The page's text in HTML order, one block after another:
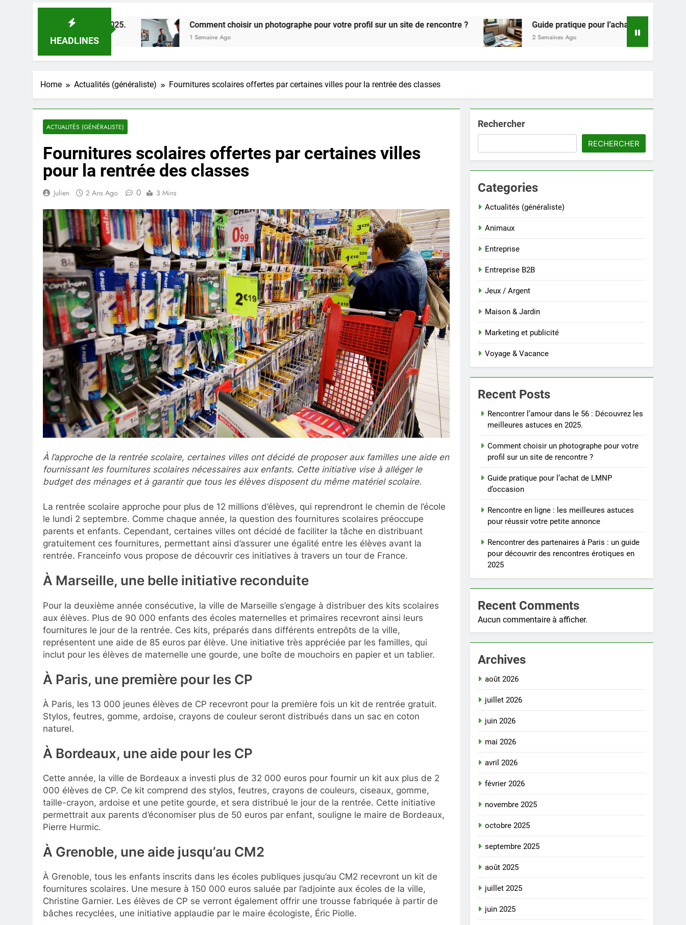
HEADLINES
Comment choisir un photographe pour votre profil sur un site de rencontre ?
1 Semaine Ago
Guide pratique pour l’achat de LMNP d’occasion
2 Semaines Ago
Home Actualités (généraliste) Fournitures scolaires offertes par certaines villes pour la rentrée des classes
ACTUALITÉS (GÉNÉRALISTE)
Fournitures scolaires offertes par certaines villes
pour la rentrée des classes
Julien 2 Ans Ago 0 3 Mins
À l’approche de la rentrée scolaire, certaines villes ont décidé de proposer aux familles une aide en
fournissant les fournitures scolaires nécessaires aux enfants. Cette initiative vise à alléger le
budget des ménages et à garantir que tous les élèves disposent du même matériel scolaire.
La rentrée scolaire approche pour plus de 12 millions d’élèves, qui reprendront le chemin de l’école
le lundi 2 septembre. Comme chaque année, la question des fournitures scolaires préoccupe
parents et enfants. Cependant, certaines villes ont décidé de faciliter la tâche en distribuant
gratuitement ces fournitures, permettant ainsi d’assurer une égalité entre les élèves avant la
rentrée. Franceinfo vous propose de découvrir ces initiatives à travers un tour de France.
À Marseille, une belle initiative reconduite
Pour la deuxième année consécutive, la ville de Marseille s’engage à distribuer des kits scolaires
aux élèves. Plus de 90 000 enfants des écoles maternelles et primaires recevront ainsi leurs
fournitures le jour de la rentrée. Ces kits, préparés dans différents entrepôts de la ville,
représentent une aide de 85 euros par élève. Une initiative très appréciée par les familles, qui
inclut pour les élèves de maternelle une gourde, une boîte de mouchoirs en papier et un tablier.
À Paris, une première pour les CP
À Paris, les 13 000 jeunes élèves de CP recevront pour la première fois un kit de rentrée gratuit.
Stylos, feutres, gomme, ardoise, crayons de couleur seront distribués dans un sac en coton
naturel.
À Bordeaux, une aide pour les CP
Cette année, la ville de Bordeaux a investi plus de 32 000 euros pour fournir un kit aux plus de 2
000 élèves de CP. Ce kit comprend des stylos, feutres, crayons de couleurs, ciseaux, gomme,
taille-crayon, ardoise et une petite gourde, et sera distribué le jour de la rentrée. Cette initiative
permettrait aux parents d’économiser plus de 50 euros par enfant, souligne le maire de Bordeaux,
Pierre Hurmic.
À Grenoble, une aide jusqu’au CM2
À Grenoble, tous les enfants inscrits dans les écoles publiques jusqu’au CM2 recevront un kit de
fournitures scolaires. Une mesure à 150 000 euros saluée par l’adjointe aux écoles de la ville,
Christine Garnier. Les élèves de CP se verront également offrir une trousse fabriquée à partir de
bâches recyclées, une initiative applaudie par le maire écologiste, Éric Piolle.
Rechercher
RECHERCHER
Categories
Actualités (généraliste)
Animaux
Entreprise
Entreprise B2B
Jeux / Argent
Maison & Jardin
Marketing et publicité
Voyage & Vacance
Recent Posts
Rencontrer l’amour dans le 56 : Découvrez les
meilleures astuces en 2025.
Comment choisir un photographe pour votre
profil sur un site de rencontre ?
Guide pratique pour l’achat de LMNP
d’occasion
Rencontre en ligne : les meilleures astuces
pour réussir votre petite annonce
Rencontrer des partenaires à Paris : un guide
pour découvrir des rencontres érotiques en
2025
Recent Comments
Aucun commentaire à afficher.
Archives
août 2026
juillet 2026
juin 2026
mai 2026
avril 2026
février 2026
novembre 2025
octobre 2025
septembre 2025
août 2025
juillet 2025
juin 2025